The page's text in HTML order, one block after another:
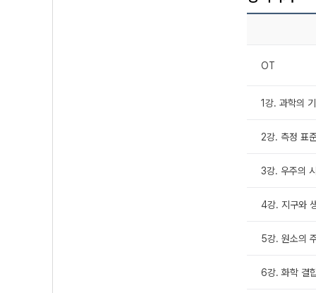
OT
1강. 과학의
2강. 측정 표
3강. 우주의
4강. 지구와
5강. 원소의
6강. 화학 결